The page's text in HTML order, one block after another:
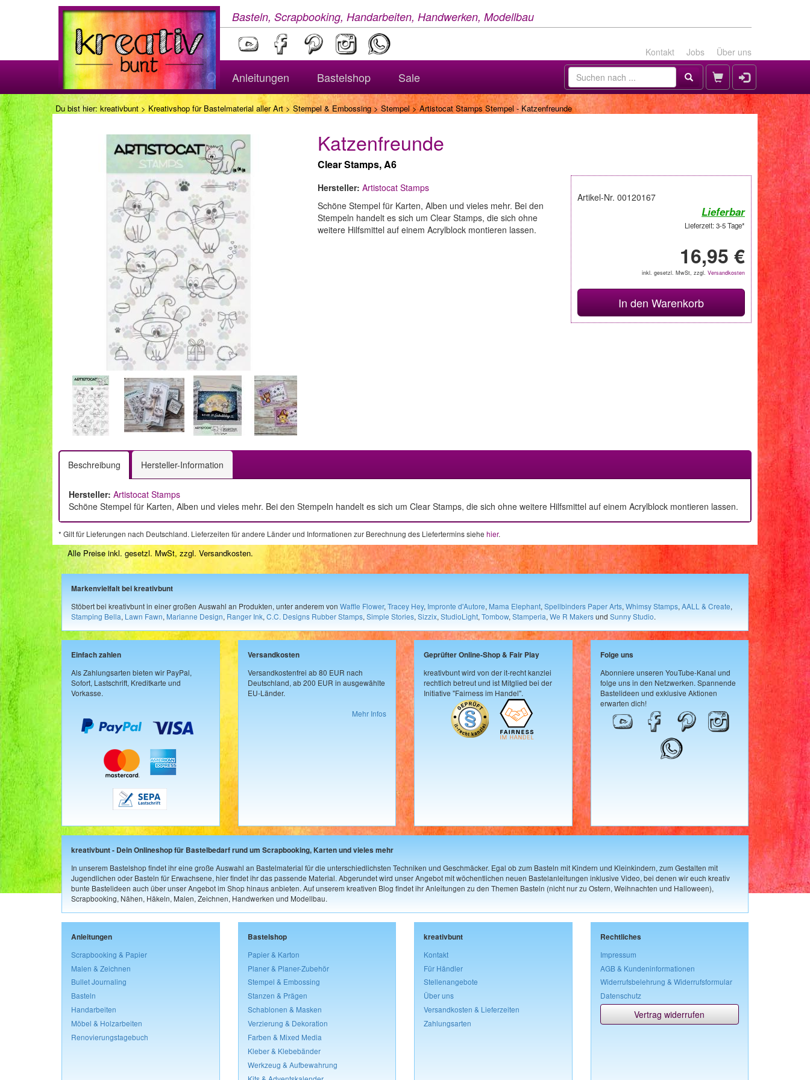
Basteln, Scrapbooking, Handarbeiten, Handwerken, Modellbau
Kontakt Jobs Über uns
Anleitungen Bastelshop Sale
Du bist hier: kreativbunt > Kreativshop für Bastelmaterial aller Art> Stempel & Embossing> Stempel> Artistocat Stamps Stempel - Katzenfreunde
Katzenfreunde
Clear Stamps, A6
Artikel-Nr. 00120167
Lieferbar
Lieferzeit: 3-5 Tage*
16,95 €
inkl. gesetzl. MwSt, zzgl. Versandkosten
In den Warenkorb
Hersteller: Artistocat Stamps
Schöne Stempel für Karten, Alben und vieles mehr. Bei den
Stempeln handelt es sich um Clear Stamps, die sich ohne
weitere Hilfsmittel auf einem Acrylblock montieren lassen.
Beschreibung Hersteller-Information
Hersteller: Artistocat Stamps
Schöne Stempel für Karten, Alben und vieles mehr. Bei den Stempeln handelt es sich um Clear Stamps, die sich ohne weitere Hilfsmittel auf einem Acrylblock montieren lassen.
* Gilt für Lieferungen nach Deutschland. Lieferzeiten für andere Länder und Informationen zur Berechnung des Liefertermins siehe hier.
Alle Preise inkl. gesetzl. MwSt, zzgl. Versandkosten.
Markenvielfalt bei kreativbunt
Stöbert bei kreativbunt in einer großen Auswahl an Produkten, unter anderem von Waffle Flower, Tracey Hey, Impronte d'Autore, Mama Elephant, Spellbinders Paper Arts, Whimsy Stamps, AALL & Create,
Stamping Bella, Lawn Fawn, Marianne Design, Ranger Ink, C.C. Designs Rubber Stamps, Simple Stories, Sizzix, StudioLight, Tombow, Stamperia, We R Makersund Sunny Studio.
Einfach zahlen
Als Zahlungsarten bieten wir PayPal,
Sofort, Lastschrift, Kreditkarte und
Vorkasse.
Versandkosten
Versandkostenfrei ab 80 EUR nach
Deutschland, ab 200 EUR in ausgewählte
EU-Länder.
Mehr Infos
Geprüfter Online-Shop & Fair Play
kreativbunt wird von der it-recht kanzlei
rechtlich betreut und ist Mitglied bei der
Initiative "Fairness im Handel".
Folge uns
Abonniere unseren YouTube-Kanal und
folge uns in den Netzwerken. Spannende
Bastelideen und exklusive Aktionen
erwarten dich!
kreativbunt - Dein Onlineshop für Bastelbedarf rund um Scrapbooking, Karten und vieles mehr
In unserem Bastelshop findet ihr eine große Auswahl an Bastelmaterial für die unterschiedlichsten Techniken und Geschmäcker. Egal ob zum Basteln mit Kindern und Kleinkindern, zum Gestalten mit
Jugendlichen oder Basteln für Erwachsene, hier findet ihr das passende Material. Abgerundet wird unser Angebot mit wöchentlichen neuen Bastelanleitungen inklusive Video, bei denen wir euch kreativ
bunte Bastelideen auch über unser Angebot im Shop hinaus anbieten. Auf unserem kreativen Blog findet ihr Anleitungen zu den Themen Basteln (nicht nur zu Ostern, Weihnachten und Halloween),
Scrapbooking, Nähen, Häkeln, Malen, Zeichnen, Handwerken und Modellbau.
Anleitungen
Scrapbooking & Papier
Malen & Zeichnen
Bullet Journaling
Basteln
Handarbeiten
Möbel & Holzarbeiten
Renovierungstagebuch
Bastelshop
Papier & Karton
Planer & Planer-Zubehör
Stempel & Embossing
Stanzen & Prägen
Schablonen & Masken
Verzierung & Dekoration
Farben & Mixed Media
Kleber & Klebebänder
Werkzeug & Aufbewahrung
kreativbunt
Kontakt
Für Händler
Stellenangebote
Über uns
Versandkosten & Lieferzeiten
Zahlungsarten
Rechtliches
Impressum
AGB & Kundeninformationen
Widerrufsbelehrung & Widerrufsformular
Datenschutz
Vertrag widerrufen